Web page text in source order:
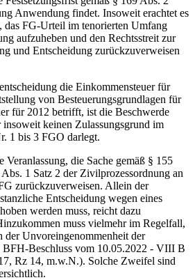
Anwendung findet. Insoweit erachtet es
das FG-Urteil im tenorierten Umfang
aufzuheben und den Rechtsstreit zur
und Entscheidung zurückzuverweisen
die Einkommensteuer für
von Besteuerungsgrundlagen für
für 2012 betrifft, ist die Beschwerde
keinen Zulassungsgrund im
1 bis 3 FGO darlegt.
die Sache gemäß § 155
1 Satz 2 der Zivilprozessordnung an
zurückzuverweisen. Allein der
Entscheidung wegen eines
werden muss, reicht dazu
muss vielmehr im Regelfall,
der Unvoreingenommenheit der
BFH-Beschluss vom 10.05.2022 - VIII B
Rz 14, m.w.N.). Solche Zweifel sind